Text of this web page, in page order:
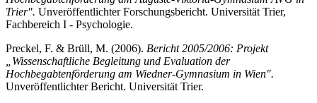
Trier". Unveröffentlichter Forschungsbericht. Universität Trier,
Fachbereich I - Psychologie.
Preckel, F. & Brüll, M. (2006). Bericht 2005/2006: Projekt
„Wissenschaftliche Begleitung und Evaluation der
Hochbegabtenförderung am Wiedner-Gymnasium in Wien".
Unveröffentlichter Bericht. Universität Trier.